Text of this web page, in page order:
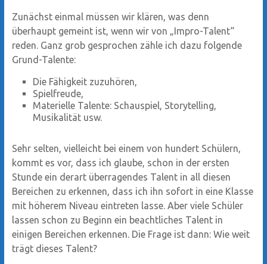
Zunächst einmal müssen wir klären, was denn
überhaupt gemeint ist, wenn wir von „Impro-Talent“
reden. Ganz grob gesprochen zähle ich dazu folgende
Grund-Talente:
Die Fähigkeit zuzuhören,
Spielfreude,
Materielle Talente: Schauspiel, Storytelling,
Musikalität usw.
Sehr selten, vielleicht bei einem von hundert Schülern,
kommt es vor, dass ich glaube, schon in der ersten
Stunde ein derart überragendes Talent in all diesen
Bereichen zu erkennen, dass ich ihn sofort in eine Klasse
mit höherem Niveau eintreten lasse. Aber viele Schüler
lassen schon zu Beginn ein beachtliches Talent in
einigen Bereichen erkennen. Die Frage ist dann: Wie weit
trägt dieses Talent?